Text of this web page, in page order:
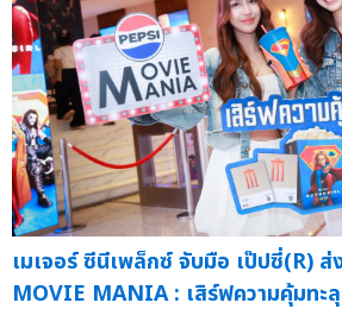
เมเจอร์ ซีนีเพล็กซ์ จับมือ เป๊ปซี่(R)
MOVIE MANIA : เสิร์ฟความคุ้มทะ